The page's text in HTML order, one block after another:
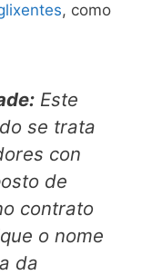
, como
Este
se trata
con
de
contrato
o nome
da